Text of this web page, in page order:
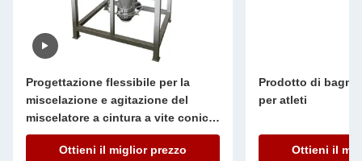
Progettazione flessibile per la
miscelazione e agitazione del
miscelatore a cintura a vite conico
per apparecchiature di laboratorio
generaliOttieni il miglior prezzo
Prodotto di
per atleti
Ottieni il